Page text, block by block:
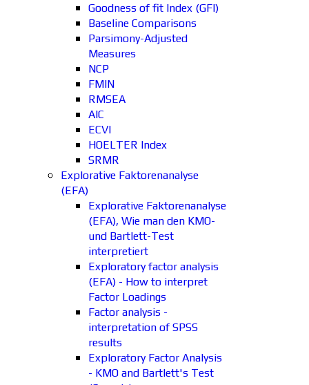
Goodness of fit Index (GFI)
Baseline Comparisons
Parsimony-Adjusted
Measures
NCP
FMIN
RMSEA
AIC
ECVI
HOELTER Index
SRMR
Explorative Faktorenanalyse
(EFA)
Explorative Faktorenanalyse
(EFA), Wie man den KMO-
und Bartlett-Test
interpretiert
Exploratory factor analysis
(EFA) - How to interpret
Factor Loadings
Factor analysis -
interpretation of SPSS
results
Exploratory Factor Analysis
- KMO and Bartlett's Test